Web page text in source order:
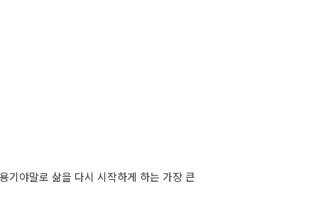
기야말로 삶을 다시 시작하게 하는 가장 큰